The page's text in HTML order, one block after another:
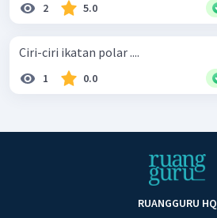
2 5.0
Ciri-ciri ikatan polar ....
1 0.0
RUANGGURU HQ